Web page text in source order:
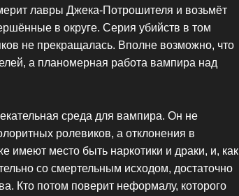
лавры Джека-Потрошителя и возьмёт
в округе. Серия убийств в том
не прекращалась. Вполне возможно, что
а планомерная работа вампира над
среда для вампира. Он не
ролевиков, а отклонения в
имеют место быть наркотики и драки, и, как
со смертельным исходом, достаточно
Кто потом поверит неформалу, которого